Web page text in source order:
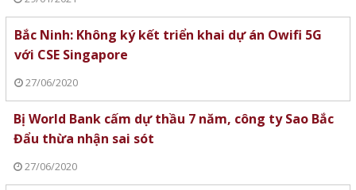
Bắc Ninh: Không ký kết triển khai dự án Owifi 5G
với CSE Singapore
27/06/2020
Bị World Bank cấm dự thầu 7 năm, công ty Sao Bắc
Đẩu thừa nhận sai sót
27/06/2020